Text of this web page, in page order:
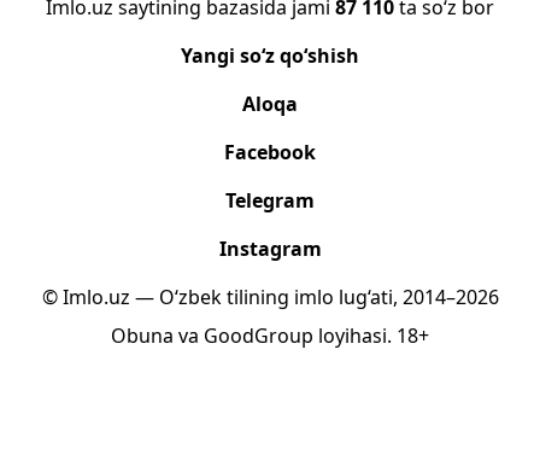
Imlo.uz saytining bazasida jami 87 110ta so‘z bor
Yangi so‘z qo‘shish
Aloqa
Facebook
Telegram
Instagram
© Imlo.uz — O‘zbek tilining imlo lug‘ati, 2014–2026
Obuna va GoodGroup loyihasi. 18+